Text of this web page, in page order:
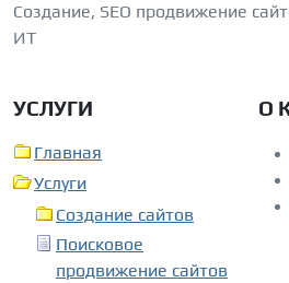
Создание, SEO продвижение
ИТ
УСЛУГИ
Главная
Услуги
Создание сайтов
Поисковое
продвижение сайтов
О